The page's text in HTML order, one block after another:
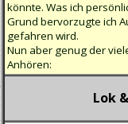
könnte. Was ich
Grund bervorzugte ich
gefahren wird.
Nun aber genug der
Anhören:
Lok